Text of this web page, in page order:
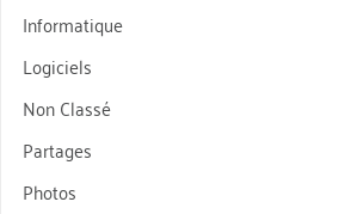
Informatique
Logiciels
Non Classé
Partages
Photos